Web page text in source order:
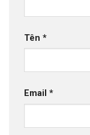
Tên *
Email *